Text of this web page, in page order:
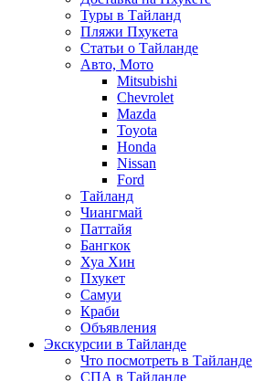
Туры в Тайланд
Пляжи Пхукета
Статьи о Тайланде
Авто, Мото
Mitsubishi
Chevrolet
Mazda
Toyota
Honda
Nissan
Ford
Тайланд
Чиангмай
Паттайя
Бангкок
Хуа Хин
Пхукет
Самуи
Краби
Объявления
Экскурсии в Тайланде
Что посмотреть в Тайланде
СПА в Тайланде